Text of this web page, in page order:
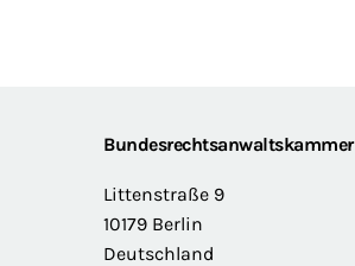
FooterBundesrechtsanwaltskammer
Littenstraße 9
10179 Berlin
Deutschland